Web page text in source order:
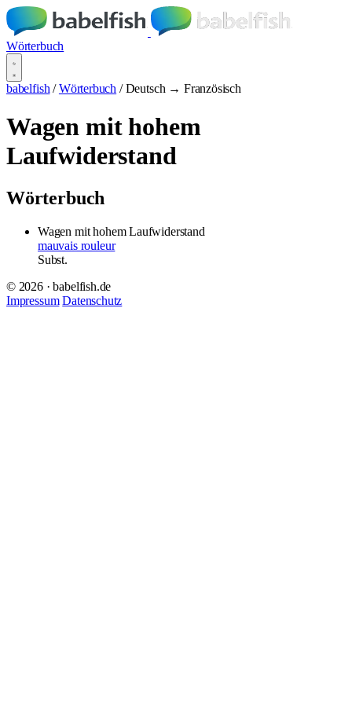
Wörterbuch
babelfish / Wörterbuch / Deutsch → Französisch
Wagen mit hohem
Laufwiderstand
Wörterbuch
Wagen mit hohem Laufwiderstand
mauvais rouleur
Subst.
© 2026 · babelfish.de
Impressum Datenschutz